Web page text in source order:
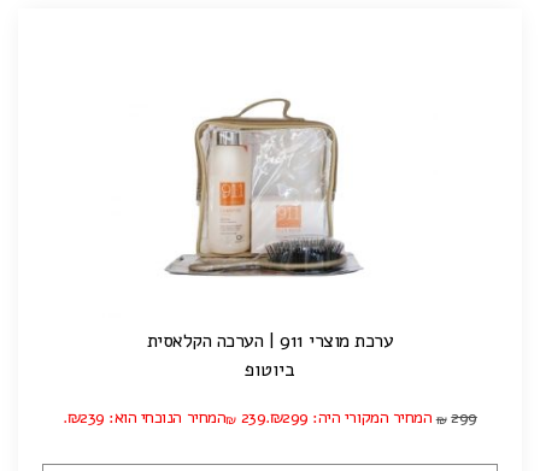
ערכת מוצרי 911 | הערכה הקלאסית
ביוטופ
₪ 299 המחיר המקורי היה: ₪299. ₪ 239 המחיר הנוכחי הוא: ₪239.